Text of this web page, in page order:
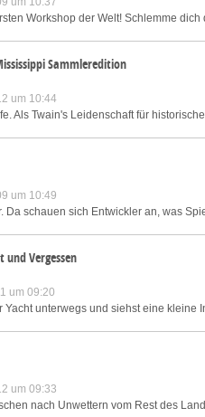
Workshop der Welt! Schlemme
Sammleredition
um 10:44
Als Twain's Leidenschaft für
um 10:49
Da schauen sich Entwickler an, was
und Vergessen
um 09:20
Yacht unterwegs und siehst eine
um 09:33
nach Unwettern vom Rest des